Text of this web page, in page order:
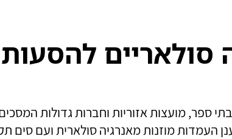
סולאריים
ספר, מועצות אזוריות וחברות גדולות
העמדות מוזנות מאנרגיה סולארית ועם